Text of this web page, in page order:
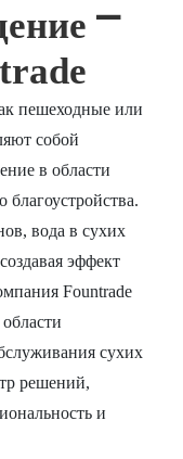
⎻
пешеходные или
собой
в области
благоустройства.
вода в сухих
эффект
Fountrade
сухих
решений,
и